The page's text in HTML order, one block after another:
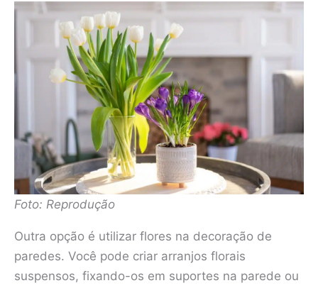
Foto: Reprodução
Outra opção é utilizar flores na decoração de
paredes. Você pode criar arranjos florais
suspensos, fixando-os em suportes na parede ou